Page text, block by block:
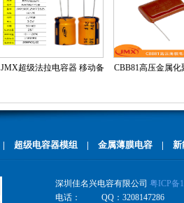
JMX超级法拉电容器 移动备
CBB81高压金属
| 超级电容器模组 | 金属薄膜电容 | 新
深圳佳名兴电容有限公司 粤ICP备
电话： QQ：3208147286